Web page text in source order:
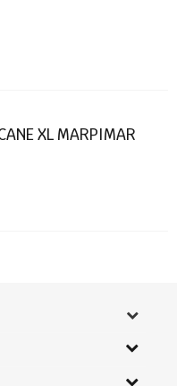
XL MARPIMAR